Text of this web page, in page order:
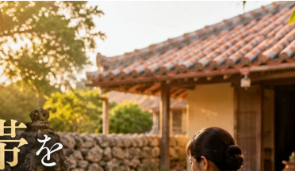
い儀式と沖縄文化を守るための完全ガイド